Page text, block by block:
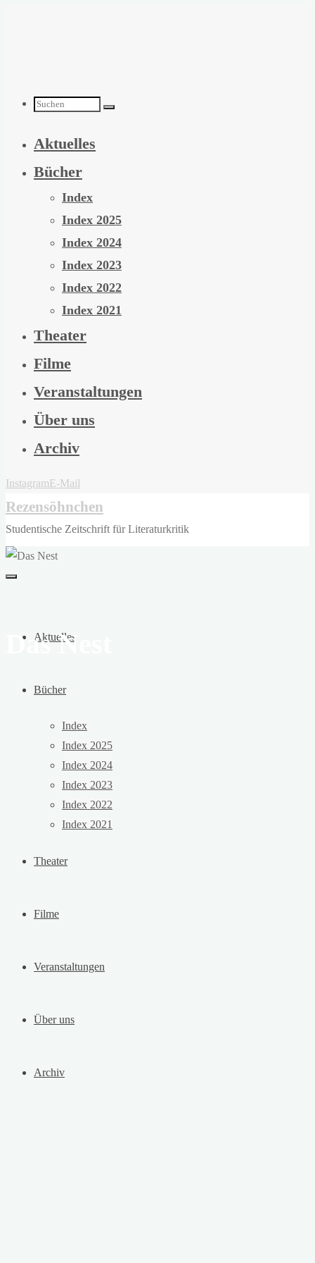
Suchen
nach:
Aktuelles
Bücher
Index
Index 2025
Index 2024
Index 2023
Index 2022
Index 2021
Theater
Filme
Veranstaltungen
Über uns
Archiv
InstagramE-Mail
Rezensöhnchen
Studentische Zeitschrift für Literaturkritik
Aktuelles
Bücher
Index
Index 2025
Index 2024
Index 2023
Index 2022
Index 2021
Theater
Filme
Veranstaltungen
Über uns
Archiv
Das Nest